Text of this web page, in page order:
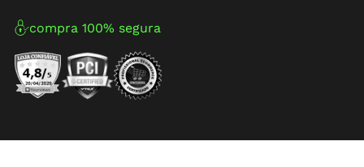
compra 100% segura